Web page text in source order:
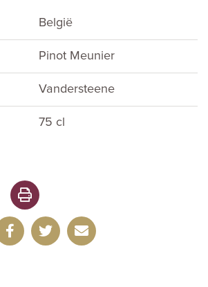
België
Pinot Meunier
Vandersteene
75 cl